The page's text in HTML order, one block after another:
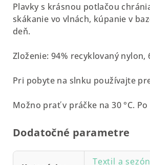
Plavky s krásnou potlačou
skákanie vo vlnách, kúpanie v
deň.
Zloženie: 94% recyklovaný nylon,
Pri pobyte na slnku používajte
Možno prať v práčke na 30 °C.
Dodatočné parametre
Textil a